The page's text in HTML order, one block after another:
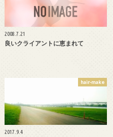
2008.7.21
良いクライアントに恵まれて
hair-make
2017.9.4